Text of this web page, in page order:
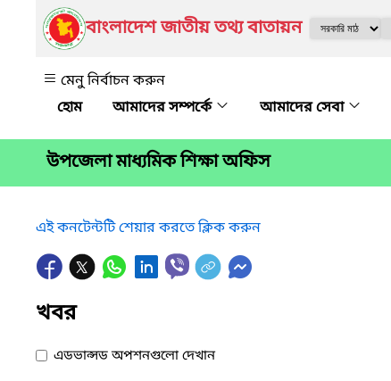
বাংলাদেশ জাতীয় তথ্য বাতায়ন
মেনু নির্বাচন করুন
আমাদের সম্পর্কে
আমাদের সেবা
উপজেলা মাধ্যমিক শিক্ষা অফিস
এই কনটেন্টটি শেয়ার করতে ক্লিক করুন
খবর
এডভান্সড অপশনগুলো দেখান